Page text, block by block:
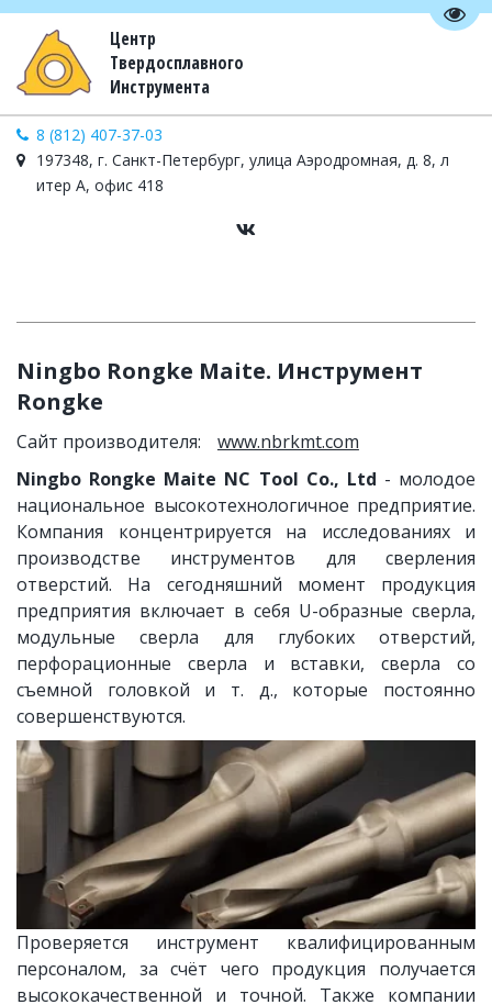
Центр
Твердосплавного
Инструмента
8 (812) 407-37-03
197348, г. Санкт-Петербург, улица Аэродромная, д. 8, л
итер А, офис 418
Ningbo Rongke Maite. Инструмент
Rongke
Сайт производителя: www.nbrkmt.com
Ningbo Rongke Maite NC Tool Co., Ltd - молодое
национальное высокотехнологичное предприятие.
Компания концентрируется на исследованиях и
производстве инструментов для сверления
отверстий. На сегодняшний момент продукция
предприятия включает в себя U-образные сверла,
модульные сверла для глубоких отверстий,
перфорационные сверла и вставки, сверла со
съемной головкой и т. д., которые постоянно
совершенствуются.
Проверяется инструмент квалифицированным
персоналом, за счёт чего продукция получается
высококачественной и точной. Также компании